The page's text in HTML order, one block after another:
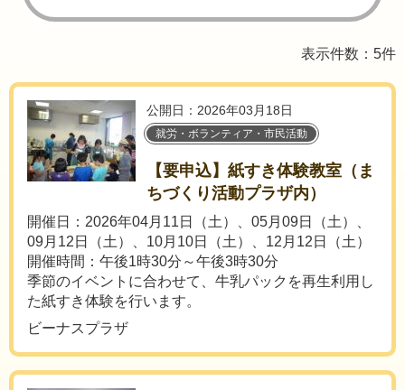
表示件数：5件
公開日：2026年03月18日
就労・ボランティア・市民活動
【要申込】紙すき体験教室（ま
ちづくり活動プラザ内）
開催日：2026年04月11日（土）、05月09日（土）、
09月12日（土）、10月10日（土）、12月12日（土）
開催時間：午後1時30分～午後3時30分
季節のイベントに合わせて、牛乳パックを再生利用し
た紙すき体験を行います。
ビーナスプラザ